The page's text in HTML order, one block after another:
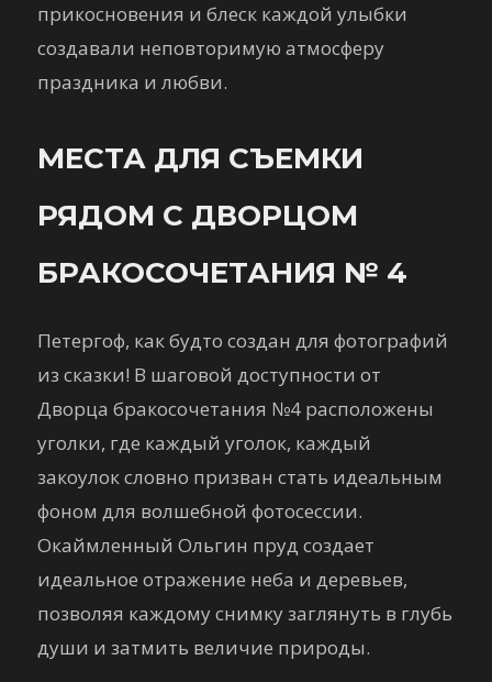
прикосновения и блеск каждой улыбки
создавали неповторимую атмосферу
праздника и любви.
МЕСТА ДЛЯ СЪЕМКИ
РЯДОМ С ДВОРЦОМ
БРАКОСОЧЕТАНИЯ № 4
Петергоф, как будто создан для фотографий
из сказки! В шаговой доступности от
Дворца бракосочетания №4 расположены
уголки, где каждый уголок, каждый
закоулок словно призван стать идеальным
фоном для волшебной фотосессии.
Окаймленный Ольгин пруд создает
идеальное отражение неба и деревьев,
позволяя каждому снимку заглянуть в глубь
души и затмить величие природы.